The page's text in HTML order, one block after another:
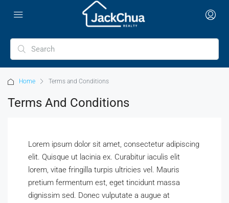
Home Terms and Conditions
Terms And Conditions
Lorem ipsum dolor sit amet, consectetur adipiscing
elit. Quisque ut lacinia ex. Curabitur iaculis elit
lorem, vitae fringilla turpis ultricies vel. Mauris
pretium fermentum est, eget tincidunt massa
dignissim sed. Donec vulputate a augue at